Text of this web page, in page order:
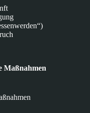
Maßnahmen